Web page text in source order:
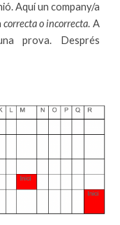
Aquí un company/a
correcta o incorrecta. A
prova. Després